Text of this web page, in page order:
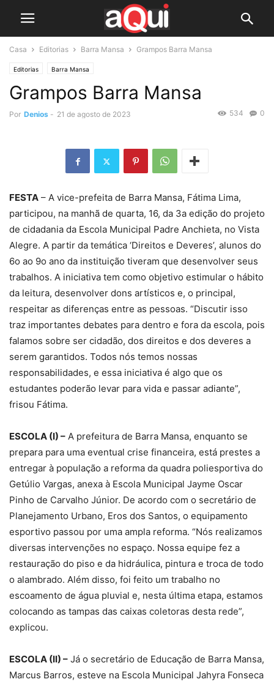
Casa Editorias Barra Mansa Grampos Barra Mansa
Editorias Barra Mansa
Grampos Barra Mansa
Por Denios - 21 de agosto de 2023 0
534
FESTA – A vice-prefeita de Barra Mansa, Fátima Lima,
participou, na manhã de quarta, 16, da 3a edição do projeto
de cidadania da Escola Municipal Padre Anchieta, no Vista
Alegre. A partir da temática ‘Direitos e Deveres’, alunos do
6o ao 9o ano da instituição tiveram que desenvolver seus
trabalhos. A iniciativa tem como objetivo estimular o hábito
da leitura, desenvolver dons artísticos e, o principal,
respeitar as diferenças entre as pessoas. “Discutir isso
traz importantes debates para dentro e fora da escola, pois
falamos sobre ser cidadão, dos direitos e dos deveres a
serem garantidos. Todos nós temos nossas
responsabilidades, e essa iniciativa é algo que os
estudantes poderão levar para vida e passar adiante”,
frisou Fátima.
ESCOLA (I) – A prefeitura de Barra Mansa, enquanto se
prepara para uma eventual crise financeira, está prestes a
entregar à população a reforma da quadra poliesportiva do
Getúlio Vargas, anexa à Escola Municipal Jayme Oscar
Pinho de Carvalho Júnior. De acordo com o secretário de
Planejamento Urbano, Eros dos Santos, o equipamento
esportivo passou por uma ampla reforma. “Nós realizamos
diversas intervenções no espaço. Nossa equipe fez a
restauração do piso e da hidráulica, pintura e troca de todo
o alambrado. Além disso, foi feito um trabalho no
escoamento de água pluvial e, nesta última etapa, estamos
colocando as tampas das caixas coletoras desta rede”,
explicou.
ESCOLA (II) – Já o secretário de Educação de Barra Mansa,
Marcus Barros, esteve na Escola Municipal Jahyra Fonseca